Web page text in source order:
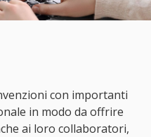
con importanti
in modo da offrire
ai loro collaboratori,